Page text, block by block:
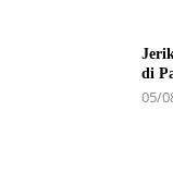
di
05/